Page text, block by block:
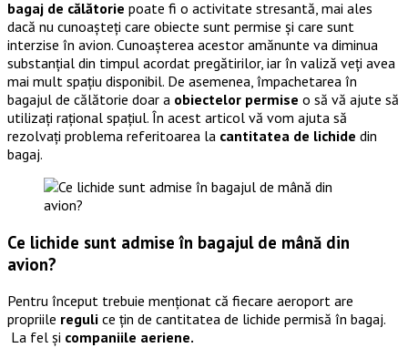
bagaj de călătorie poate fi o activitate stresantă, mai ales
dacă nu cunoașteți care obiecte sunt permise și care sunt
interzise în avion. Cunoașterea acestor amănunte va diminua
substanțial din timpul acordat pregătirilor, iar în valiză veți avea
mai mult spațiu disponibil. De asemenea, împachetarea în
bagajul de călătorie doar a obiectelor permise o să vă ajute să
utilizați rațional spațiul. În acest articol vă vom ajuta să
rezolvați problema referitoarea la cantitatea de lichide din
bagaj.
Ce lichide sunt admise în bagajul de mână din
avion?
Pentru început trebuie menționat că fiecare aeroport are
propriile reguli ce țin de cantitatea de lichide permisă în bagaj.
La fel și companiile aeriene.